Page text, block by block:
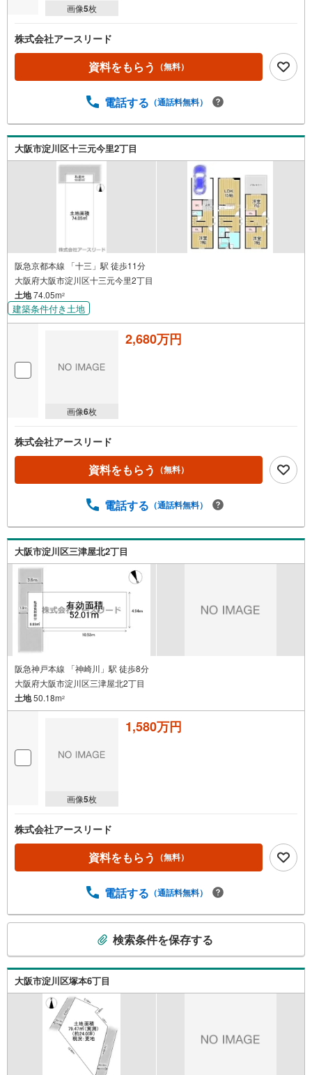
画像5枚
株式会社アースリード
資料をもらう （無料）
電話する （通話料無料）
大阪市淀川区十三元今里2丁目
阪急京都本線 「十三」駅 徒歩11分
大阪府大阪市淀川区十三元今里2丁目
土地74.05m2
建築条件付き土地
画像6枚
2,680万円
株式会社アースリード
資料をもらう （無料）
電話する （通話料無料）
大阪市淀川区三津屋北2丁目
阪急神戸本線 「神崎川」駅 徒歩8分
大阪府大阪市淀川区三津屋北2丁目
土地50.18m2
画像5枚
1,580万円
株式会社アースリード
資料をもらう （無料）
電話する （通話料無料）
検
索
条
検索条件を保存する
大阪市淀川区塚本6丁目